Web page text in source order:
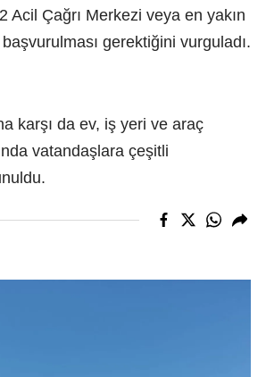
Acil Çağrı Merkezi veya en yakın
gerektiğini vurguladı.
karşı da ev, iş yeri ve araç
vatandaşlara çeşitli